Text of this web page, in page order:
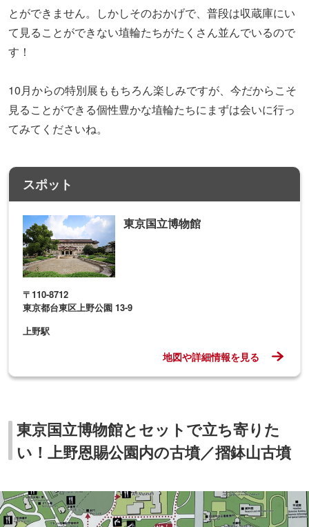
東京国立博物館
〒110-8712
東京都台東区上野公園 13-9
上野駅
東京国立博物館とセットで立ち寄りた
い！上野恩賜公園内の古墳／摺鉢山古墳
▲東京国立博物館から徒歩約7分。地図には「摺鉢山」と書かれている